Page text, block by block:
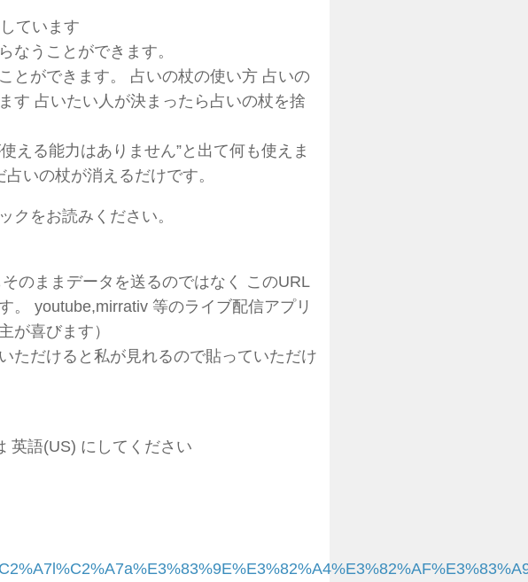
ています
なうことができます。
とができます。 占いの杖の使い方 占いの
す 占いたい人が決まったら占いの杖を捨
える能力はありません”と出て何も使えま
いの杖が消えるだけです。
クをお読みください。
のままデータを送るのではなく このURL
。 youtube,mirrativ 等のライブ配信アプリ
が喜びます）
ただけると私が見れるので貼っていただけ
英語(US) にしてください